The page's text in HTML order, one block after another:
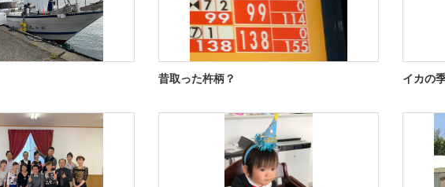
昔取った杵柄？ イカの